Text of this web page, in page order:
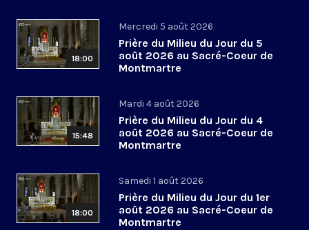
18:00
Mercredi 5 août 2026
Prière du Milieu du Jour du 5
août 2026 au Sacré-Coeur de
Montmartre
15:48
Mardi 4 août 2026
Prière du Milieu du Jour du 4
août 2026 au Sacré-Coeur de
Montmartre
18:00
Samedi 1 août 2026
Prière du Milieu du Jour du 1er
août 2026 au Sacré-Coeur de
Montmartre